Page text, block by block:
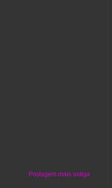
Postagem mais antiga